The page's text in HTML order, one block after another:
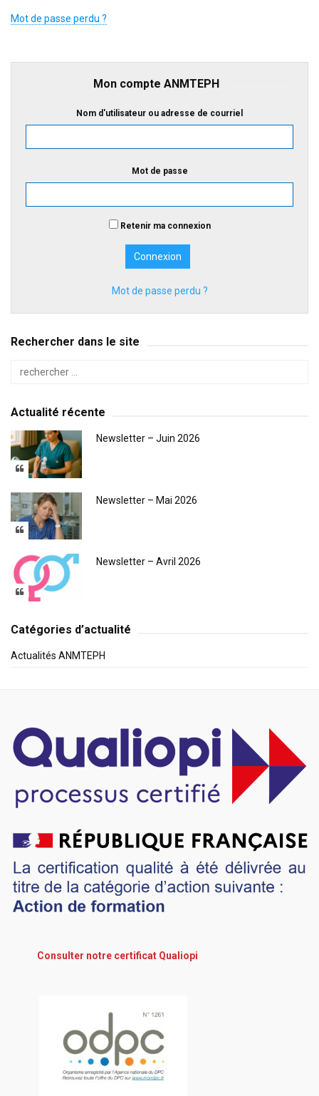
Mot de passe perdu ?
Mon compte ANMTEPH
Nom d'utilisateur ou adresse de courriel
Mot de passe
Retenir ma connexion
Mot de passe perdu ?
Rechercher dans le site
Actualité récente
Newsletter – Juin 2026
Newsletter – Mai 2026
Newsletter – Avril 2026
Catégories d’actualité
Actualités ANMTEPH
Consulter notre certificat Qualiopi